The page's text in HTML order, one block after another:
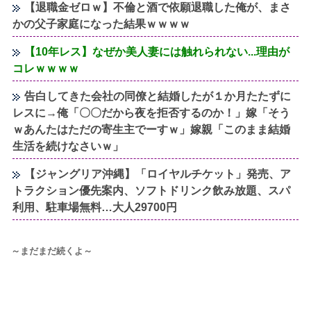
【退職金ゼロｗ】不倫と酒で依願退職した俺が、まさ
かの父子家庭になった結果ｗｗｗｗ
【10年レス】なぜか美人妻には触れられない...理由が
コレｗｗｗｗ
告白してきた会社の同僚と結婚したが１か月たたずに
レスに→俺「〇〇だから夜を拒否するのか！」嫁「そう
ｗあんたはただの寄生主でーすｗ」嫁親「このまま結婚
生活を続けなさいｗ」
【ジャングリア沖縄】「ロイヤルチケット」発売、ア
トラクション優先案内、ソフトドリンク飲み放題、スパ
利用、駐車場無料…大人29700円
～まだまだ続くよ～